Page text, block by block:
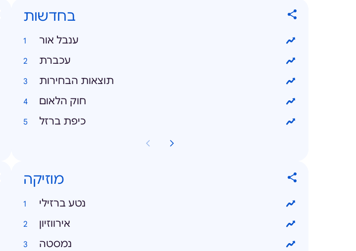
בחדשות
ענבל אור
עכברת
תוצאות הבחירות
חוק הלאום
כיפת ברזל
מוזיקה
נטע ברזילי
אירווזיון
נמסטה